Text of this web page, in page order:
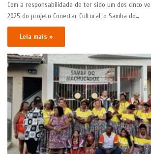
Com a responsabilidade de ter sido um dos cinco
2025 do projeto Conectar Cultural, o Samba do…
Leia mais »